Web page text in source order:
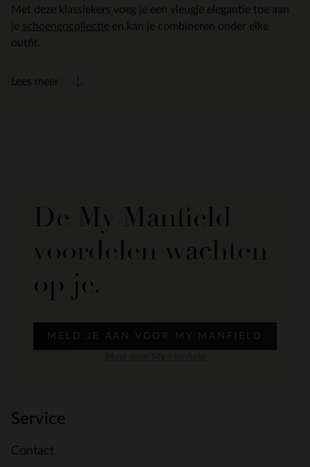
Met deze klassiekers voeg je een vleugje elegantie toe aan
je schoenencollectie en kan je combineren onder elke
outfit.
Lees meer
De My Manfield
voordelen wachten
op je.
MELD JE AAN VOOR MY MANFIELD
Service
Contact